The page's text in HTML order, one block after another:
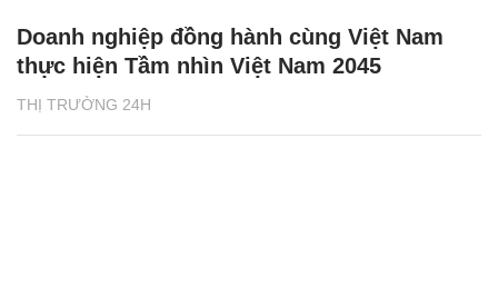
THỊ TRƯỜNG 24H
Doanh nghiệp đồng hành cùng Việt Nam
thực hiện Tầm nhìn Việt Nam 2045